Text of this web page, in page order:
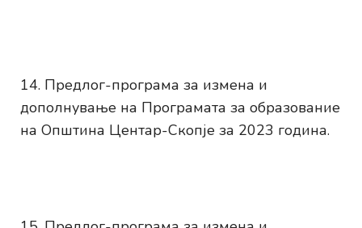
Предлог-програма за измена и
дополнување на Програмата за образование
на Општина Центар-Скопје за 2023 година.